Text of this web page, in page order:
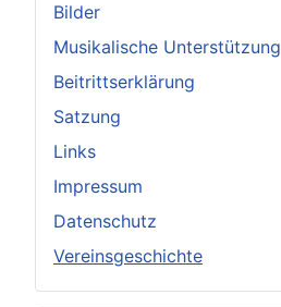
Bilder
Musikalische Unterstützung
Beitrittserklärung
Satzung
Links
Impressum
Datenschutz
Vereinsgeschichte